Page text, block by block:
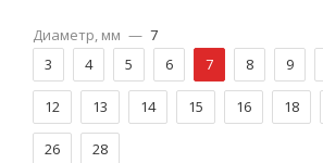
Диаметр, мм — 7
3
4 5 6 7 8 9
12 13 14 15 16 18
26 28